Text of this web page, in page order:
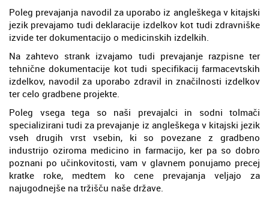
Poleg prevajanja navodil za uporabo iz angleškega v kitajski
jezik prevajamo tudi deklaracije izdelkov kot tudi zdravniške
izvide ter dokumentacijo o medicinskih izdelkih.
Na zahtevo strank izvajamo tudi prevajanje razpisne ter
tehnične dokumentacije kot tudi specifikacij farmacevtskih
izdelkov, navodil za uporabo zdravil in značilnosti izdelkov
ter celo gradbene projekte.
Poleg vsega tega so naši prevajalci in sodni tolmači
specializirani tudi za prevajanje iz angleškega v kitajski jezik
vseh drugih vrst vsebin, ki so povezane z gradbeno
industrijo oziroma medicino in farmacijo, ker pa so dobro
poznani po učinkovitosti, vam v glavnem ponujamo precej
kratke roke, medtem ko cene prevajanja veljajo za
najugodnejše na tržišču naše države.